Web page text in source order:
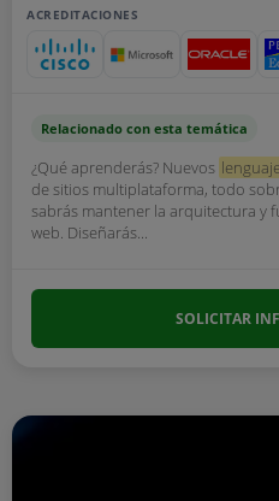
ACREDITACIONES
Relacionado con esta temática
¿Qué aprenderás? Nuevos
de sitios multiplataforma, todo
sabrás mantener la arquitectura y
web. Diseñarás...
SOLICITAR